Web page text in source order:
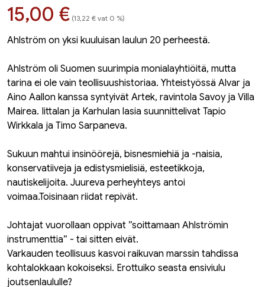
Hinta nyt
15,00 € (13,22 € vat 0 %)
Ahlström on yksi kuuluisan laulun 20 perheestä.
Ahlström oli Suomen suurimpia monialayhtiöitä, mutta
tarina ei ole vain teollisuushistoriaa. Yhteistyössä Alvar ja
Aino Aallon kanssa syntyivät Artek, ravintola Savoy ja Villa
Mairea. Iittalan ja Karhulan lasia suunnittelivat Tapio
Wirkkala ja Timo Sarpaneva.
Sukuun mahtui insinöörejä, bisnesmiehiä ja -naisia,
konservatiiveja ja edistysmielisiä, esteetikkoja,
nautiskelijoita. Juureva perheyhteys antoi
voimaa.Toisinaan riidat repivät.
Johtajat vuorollaan oppivat ”soittamaan Ahlströmin
instrumenttia” - tai sitten eivät.
Varkauden teollisuus kasvoi raikuvan marssin tahdissa
kohtalokkaan kokoiseksi. Erottuiko seasta ensiviulu
joutsenlaululle?